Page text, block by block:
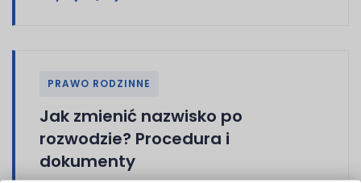
PRAWO RODZINNE
Jak zmienić nazwisko po
rozwodzie? Procedura i
dokumenty